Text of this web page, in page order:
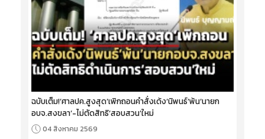
ฉบับเต็ม!‘ศาลปค.สูงสุด’เพิกถอนคำสั่งเด้ง‘นิพนธ์’พ้น‘นายก
อบจ.สงขลา’-ไม่ตัดสิทธิ‘สอบสวน’ใหม่
04 สิงหาคม 2569